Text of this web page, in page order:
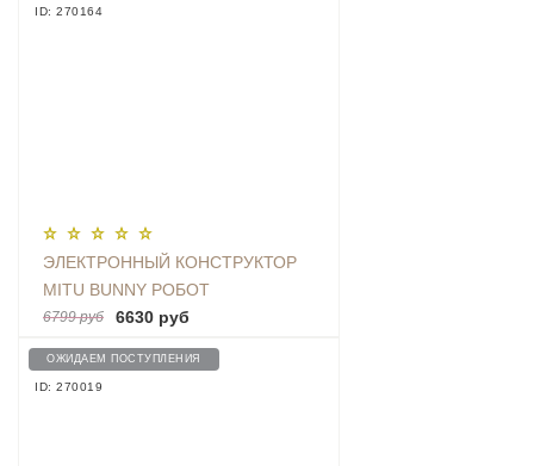
ID: 270164
ЭЛЕКТРОННЫЙ КОНСТРУКТОР
MITU BUNNY РОБОТ
6799 руб 6630 руб
ОЖИДАЕМ ПОСТУПЛЕНИЯ
ID: 270019